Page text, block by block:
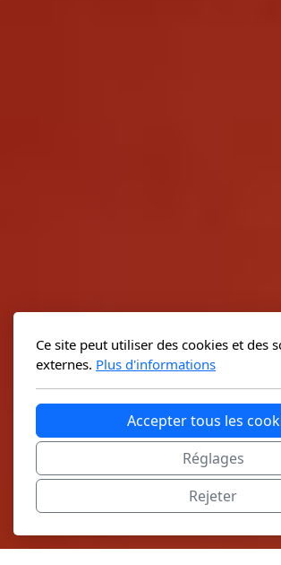
Ce site peut utiliser des cookies et des
externes. Plus d'informations
Accepter tous les
Réglages
Rejeter